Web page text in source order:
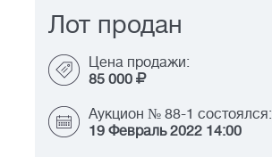
Лот продан
Цена продажи:
85 000
Аукцион № 88-1 состоялся:
19 Февраль 2022 14:00